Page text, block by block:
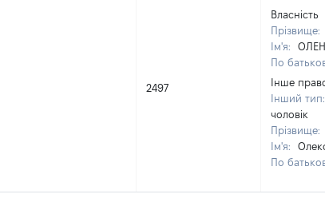
2497
Власність
Прізвище:
Ім'я:
По
Інше
Інший тип:
чоловік
Прізвище:
Ім'я:
По